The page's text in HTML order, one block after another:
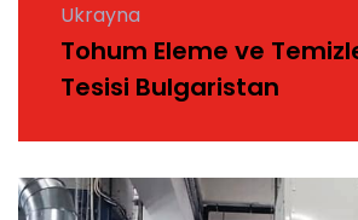
Ukrayna
Tohum Eleme ve
Tesisi Bulgaristan